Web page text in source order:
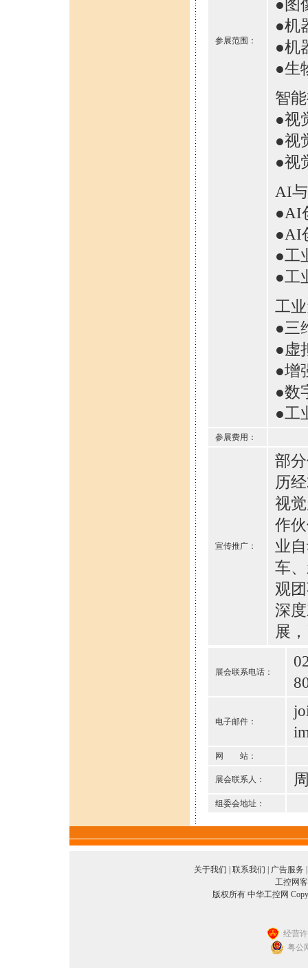
参展范围：
●图
●机
●机
●生
智
●视
●视
●视
AI
●AI
●AI
●工
●工
工
●三
●虚
●增
●数
●工
参展费用：
宣传推广：
部
历
视
作
业
车
观
深
展
展会联系电话：
电子邮件：
网 站：
展会联系人：
组委会地址：
关于我们 联系我们 广告服务
工控网
版权所有 中华工控网
经营
粤公